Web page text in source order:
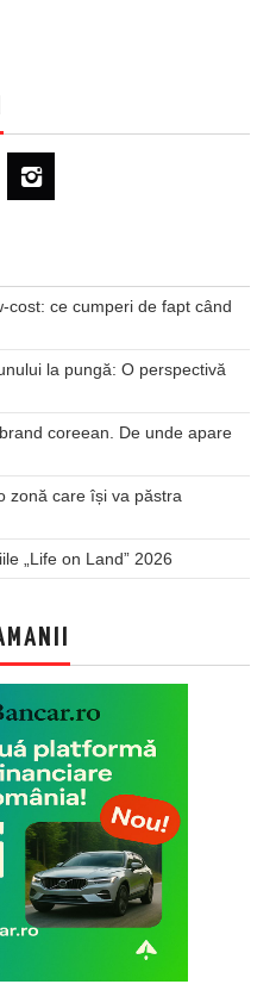
cost: ce cumperi de fapt când
la pungă: O perspectivă
coreean. De unde apare
zonă care își va păstra
„Life on Land” 2026